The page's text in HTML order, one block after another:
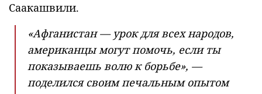
Саакашвили.
«Афганистан — урок для всех народов,
американцы могут помочь, если ты
показываешь волю к борьбе», —
поделился своим печальным опытом